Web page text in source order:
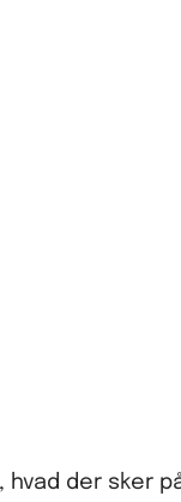
hvad der sker